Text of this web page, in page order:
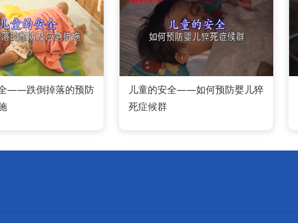
——跌倒掉落的预防
儿童的安全——如何预防婴儿猝
死症候群